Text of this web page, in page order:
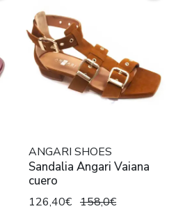
ANGARI SHOES
Sandalia Angari Vaiana
cuero
126,40€ 158,0€